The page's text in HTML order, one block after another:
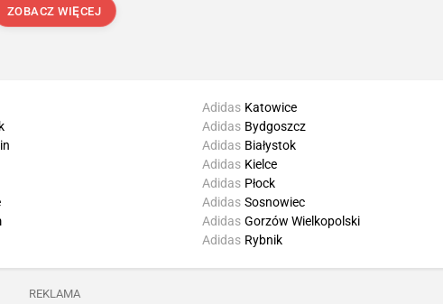
ZOBACZ WIĘCEJ
Adidas Katowice
Adidas Bydgoszcz
Adidas Białystok
Adidas Kielce
Adidas Płock
Adidas Sosnowiec
Adidas Gorzów Wielkopolski
Adidas Rybnik
REKLAMA